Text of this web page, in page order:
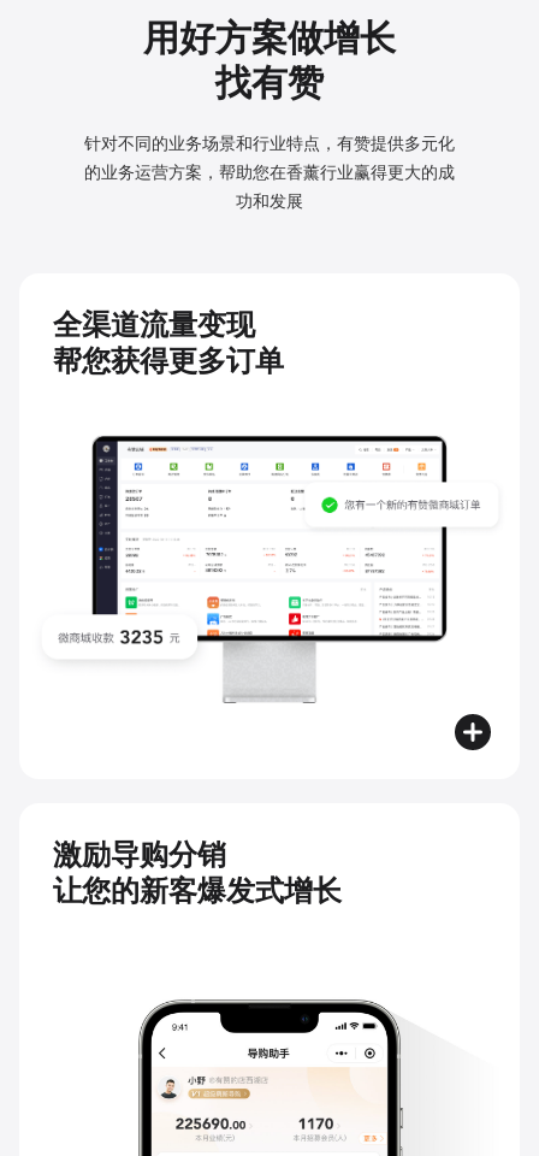
用好方案做增长
找有赞
针对不同的业务场景和行业特点，有赞提供多元化
的业务运营方案，帮助您在香薰行业赢得更大的成
功和发展
全渠道流量变现
帮您获得更多订单
激励导购分销
让您的新客爆发式增长